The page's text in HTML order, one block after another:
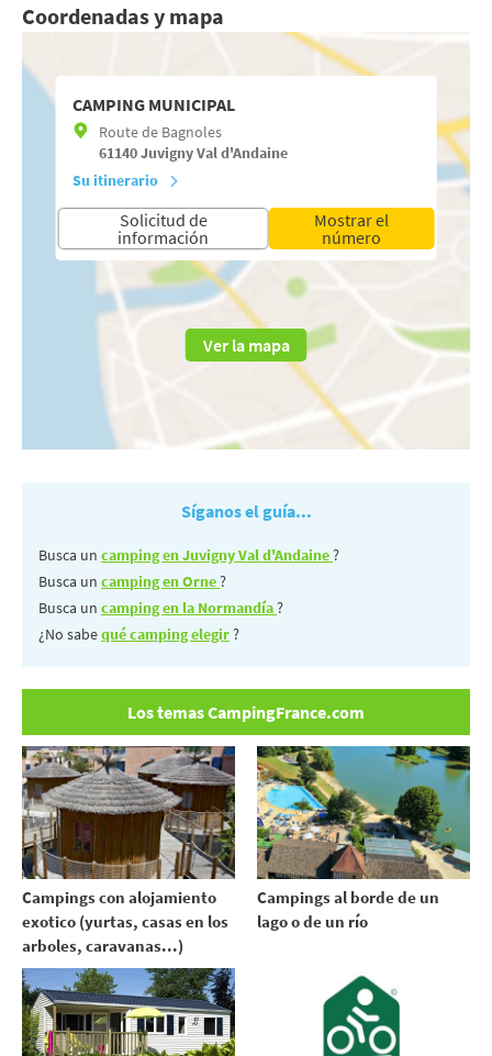
Coordenadas y mapa
CAMPING MUNICIPAL
Route de Bagnoles
61140Juvigny Val d'Andaine
Su itinerario
Solicitud de
información
Mostrar el
número
Ver la mapa
Síganos el guía...
Busca un camping en Juvigny Val d'Andaine?
Busca un camping en Orne?
Busca un camping en la Normandía?
¿No sabequé camping elegir?
Los temas CampingFrance.com
Campings con alojamiento
exotico (yurtas, casas en los
arboles, caravanas...)
Campings al borde de un
lago o de un río